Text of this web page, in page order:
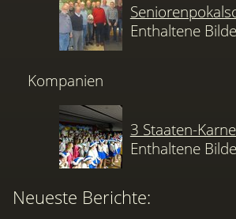
Enthaltene
Kompanien
3 Staaten-
Enthaltene
Neueste Berichte: